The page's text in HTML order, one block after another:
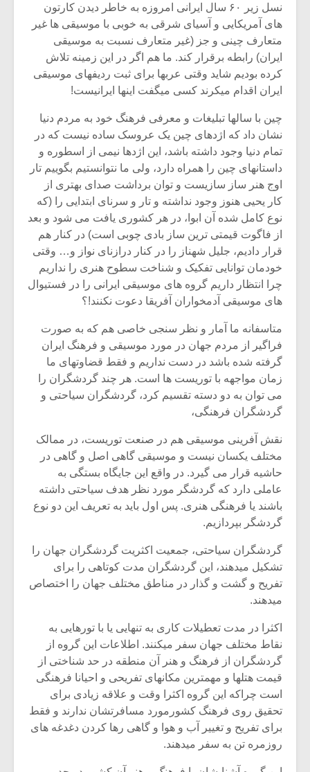
نسل زیر ۶۰ سال ایرانی امروزه به خاطر دیدن کارتون
های آمریکایی و آسیای شرقی به خوبی با موسیقی ها غیر
متعارف چینی و جز (غیر متعارف نسبت به موسیقی
ایران) رابطه برقرار کند. ما هم اگر در این زمینه تلاش
کرده بودیم شاید وقتی عربها برای ثبت ردیفهای موسیقی
ایران اقدام میکرند کسی میگفت اینها ایرانیست!
چین با سالها تبلیغات و معرفی فرهنگ خود به مردم دنیا
نشان داد که اژدهای چین یک عروسک ساده نیست که در
تمام دنیا وجود داشته باشد، این اژدها نیمی از اسطوره و
داستانهای چین را همراه دارد، ولی ما نتوانستیم بگوییم تار
اوج هنر ساز سازیست و توان برداشت صدای بهتری از
کار یحیی هنوز وجود نداشته و تار و سرنای ابتدایی را (که
نوع کامل شده آن ابوا، در هر کشوری یافت می شود و بعد
از فاگوت قیمتی ترین ساز بادی چوبی است) در کنار هم
قرار دادیم، جلیل شهناز را در کنار درازنای نواز و… وقتی
خودمان توانایی تفکیک و شناخت سطوح هنری را نداریم
چرا انتظار داریم گروه های موسیقی ایرانی را در فستیوال
های موسیقی آدمخواران آفریقا دعوت نکنند!؟
متاسفانه ما آمار و نظر سنجی خاصی هم که به صورت
فراگیر از مردم جهان در مورد موسیقی و فرهنگ ایران
گرفته شده باشد در دست نداریم و فقط قضاوتهای ما
زمان مواجهه با توریست ها است. هر چند گردشگران را
می توان به دو دسته تقسیم کرد، گردشگران سیاحتی و
گردشگران فرهنگی،
نقش آفرینی موسیقی هم در صنعت توریست، در ممالک
مختلف یکسان نیست و موسیقی گاهی اصل و گاهی در
حاشیه قرار می گیرد. در واقع این جایگاه بستگی به
عاملی دارد که گردشگر مورد نظر هدف سیاحتی داشته
باشند یا فرهنگی هنری. پس اول باید به تعریف این دو نوع
گردشگر بپردازیم.
گردشگران سیاحتی، جمعیت اکثریت گردشگران جهان را
تشکیل میدهند، این گردشگران مدت کوتاهی را برای
تفریح و گشت و گذار در مناطق مختلف جهان را اختصاص
میدهند.
اکثرا در مدت تعطیلات کاری به تنهایی یا با تورهایی به
نقاط مختلف جهان سفر میکنند. اطلاعات این گروه از
گردشگران از فرهنگ و هنر آن منطقه در حد شناختی از
قیمت هتلها و مهمترین مکانهای تفریحی و احیانا فرهنگی
است چراکه این گروه اکثرا وقت و علاقه زیادی برای
تحقیق روی فرهنگ کشورمورد مسافرتشان ندارند و فقط
برای تفریح و تغییر آب و هوا و گاهی رها کردن دغدغه های
روزمره تن به سفر میدهند.
میکلوش روژا
یادداشتی بر موسیقی
متن فیلم «متری
شیش و نیم»
اگر نمی توانی
مشهورترین باشی،
بدنام ترین باش
دوره
موسیقی
موسیقی
برگزار
سکانسی
موسیقی